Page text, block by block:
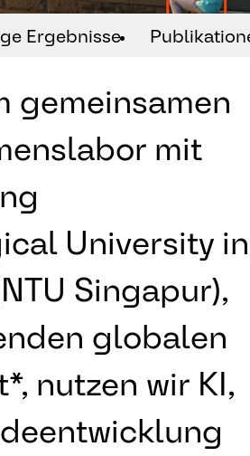
Ergebnisse
gemeinsamen
mit
University in
Singapur),
globalen
nutzen wir KI,